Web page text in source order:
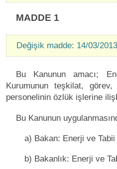
MADDE 1
Değişik madde: 14/03/
Bu Kanunun amacı;
Kurumunun teşkilat,
personelinin özlük işlerine
Bu Kanunun
a) Bakan: Enerji ve Tabii
b) Bakanlık: Enerji ve